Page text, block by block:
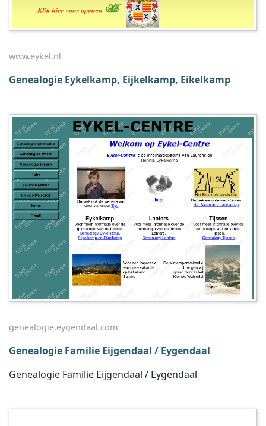
www.eykel.nl
Genealogie Eykelkamp, Eijkelkamp, Eikelkamp
genealogie.eygendaal.com
Genealogie Familie Eijgendaal / Eygendaal
Genealogie Familie Eijgendaal / Eygendaal